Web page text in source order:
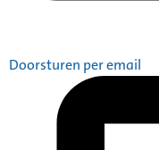
Doorsturen per email